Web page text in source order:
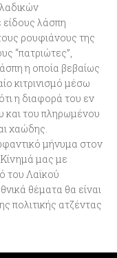
λάσπη
ρουφιάνους της
“πατριώτες”,
η οποία βεβαίως
κιτρινισμό μέσω
η διαφορά του εν
και του πληρωμένου
χαώδης.
μήνυμα στον
μας με
του Λαϊκού
θέματα θα είναι
πολιτικής ατζέντας